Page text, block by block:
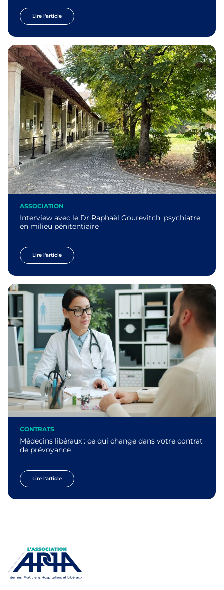
Lire l'article
ASSOCIATION
Interview avec le Dr Raphaël Gourevitch, psychiatre
en milieu pénitentiaire
Lire l'article
CONTRATS
Médecins libéraux : ce qui change dans votre contrat
de prévoyance
Lire l'article